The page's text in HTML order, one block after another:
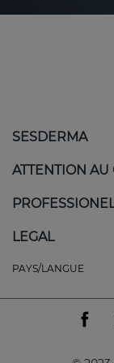
SESDERMA
ATTENTION AU
LEGAL
PAYS/LANGUE